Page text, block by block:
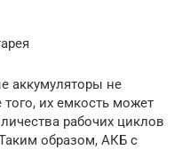
аккумуляторы не
их емкость может
рабочих циклов
образом, АКБ с